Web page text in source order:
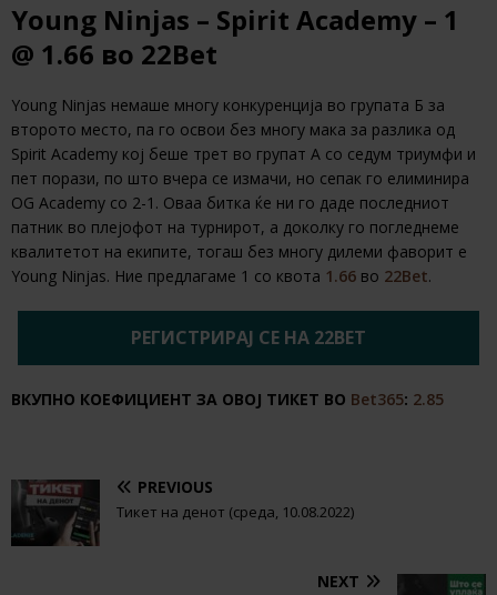
Young Ninjas – Spirit Academy – 1
@ 1.66 во 22Bet
Young Ninjas немаше многу конкуренција во групата Б за
второто место, па го освои без многу мака за разлика од
Spirit Academy кој беше трет во групат А со седум триумфи и
пет порази, по што вчера се измачи, но сепак го елиминира
OG Academy со 2-1. Оваа битка ќе ни го даде последниот
патник во плејофот на турнирот, а доколку го погледнеме
квалитетот на екипите, тогаш без многу дилеми фаворит е
Young Ninjas. Ние предлагаме 1 со квота 1.66 во 22Bet.
РЕГИСТРИРАЈ СЕ НА 22BET
ВКУПНО КОЕФИЦИЕНТ ЗА ОВОЈ ТИКЕТ ВО Bet365: 2.85
PREVIOUS
Тикет на денот (среда, 10.08.2022)
NEXT